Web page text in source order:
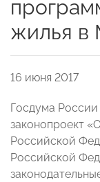
жилья в
16 июня 2017
Госдума
законопроект
Российской
Российской